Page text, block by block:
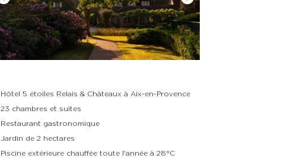
Hôtel 5 étoiles Relais & Châteaux à Aix-en-Provence
23 chambres et suites
Restaurant gastronomique
Jardin de 2 hectares
Piscine extérieure chauffée toute l'année à 28°C